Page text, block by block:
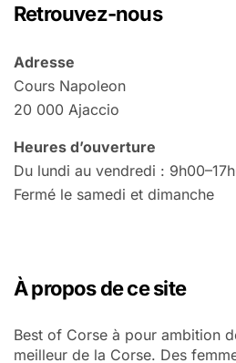
Retrouvez-nous
Adresse
Cours Napoleon
20 000 Ajaccio
Heures d’ouverture
Du lundi au vendredi :
Fermé le samedi et dimanche
À propos de ce site
Best of Corse à pour ambition
meilleur de la Corse. Des